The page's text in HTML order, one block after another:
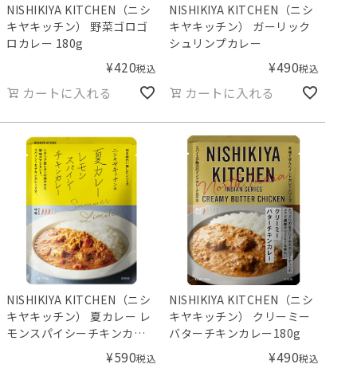
NISHIKIYA KITCHEN（ニシ
キヤキッチン） 野菜ゴロゴ
ロカレー 180g
¥420税込
カートに入れる
NISHIKIYA KITCHEN（ニシ
キヤキッチン） ガーリック
シュリンプカレー
¥490税込
カートに入れる
NISHIKIYA KITCHEN（ニシ
キヤキッチン） 夏カレー レ
モンスパイシーチキンカレ
¥590税込
NISHIKIYA KITCHEN（ニシ
キヤキッチン） クリーミー
バターチキンカレー180g
¥490税込